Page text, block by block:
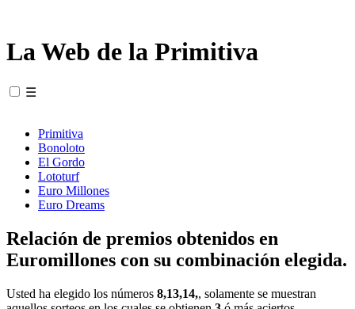
La Web de la Primitiva
☰
Primitiva
Bonoloto
El Gordo
Lototurf
Euro Millones
Euro Dreams
Relación de premios obtenidos en
Euromillones con su combinación elegida.
Usted ha elegido los números 8,13,14,, solamente se muestran